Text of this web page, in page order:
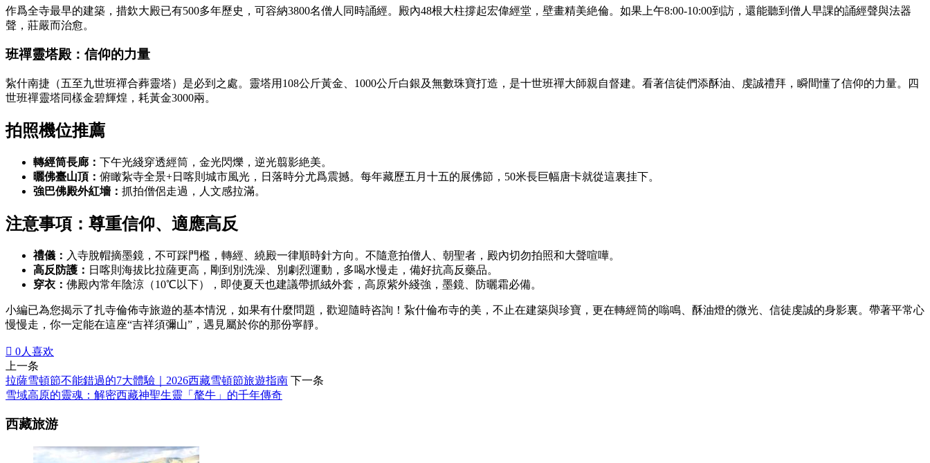
作爲全寺最早的建築，措欽大殿已有500多年歷史，可容納3800名僧人同時誦經。殿內48根大柱撐起宏偉經堂，壁畫精美絶倫。如果上午8:00-10:00到訪，還能聽到僧人早課的誦經聲與法器
聲，莊嚴而治愈。
班禪靈塔殿：信仰的力量
紥什南捷（五至九世班禪合葬靈塔）是必到之處。靈塔用108公斤黃金、1000公斤白銀及無數珠寶打造，是十世班禪大師親自督建。看著信徒們添酥油、虔誠禮拜，瞬間懂了信仰的力量。四
世班禪靈塔同樣金碧輝煌，耗黃金3000兩。
拍照機位推薦
轉經筒長廊： 下午光綫穿透經筒，金光閃爍，逆光翦影絶美。
曬佛臺山頂： 俯瞰紥寺全景+日喀則城市風光，日落時分尤爲震撼。每年藏歷五月十五的展佛節，50米長巨幅唐卡就從這裏挂下。
強巴佛殿外紅墻： 抓拍僧侶走過，人文感拉滿。
注意事項：尊重信仰、適應高反
禮儀： 入寺脫帽摘墨鏡，不可踩門檻，轉經、繞殿一律順時針方向。不隨意拍僧人、朝聖者，殿內切勿拍照和大聲喧嘩。
高反防護： 日喀則海拔比拉薩更高，剛到別洗澡、別劇烈運動，多喝水慢走，備好抗高反藥品。
穿衣： 佛殿內常年陰涼（10℃以下），即使夏天也建議帶抓絨外套，高原紫外綫強，墨鏡、防曬霜必備。
小編已為您揭示了扎寺倫佈寺旅遊的基本情況，如果有什麼問題，歡迎隨時咨詢！紥什倫布寺的美，不止在建築與珍寶，更在轉經筒的嗡鳴、酥油燈的微光、信徒虔誠的身影裏。帶著平常心
慢慢走，你一定能在這座“吉祥須彌山”，遇見屬於你的那份寧靜。
 0人喜欢
上一条
拉薩雪頓節不能錯過的7大體驗｜2026西藏雪頓節旅遊指南 下一条
雪域高原的靈魂：解密西藏神聖生靈「氂牛」的千年傳奇
西藏旅游